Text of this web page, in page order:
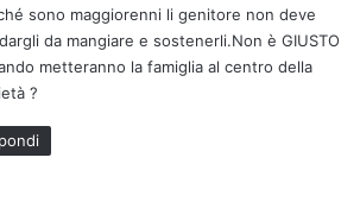
sono maggiorenni li genitore non deve
da mangiare e sostenerli.Non è GIUSTO
metteranno la famiglia al centro della
?